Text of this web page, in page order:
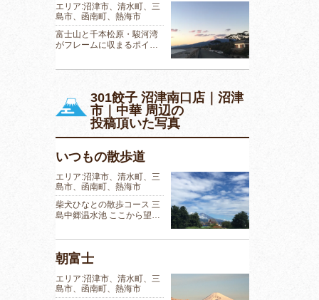
エリア:沼津市、清水町、三
島市、函南町、熱海市
富士山と千本松原・駿河湾
がフレームに収まるポイ…
301餃子 沼津南口店｜沼津
市｜中華 周辺の
投稿頂いた写真
いつもの散歩道
エリア:沼津市、清水町、三
島市、函南町、熱海市
柴犬ひなとの散歩コース 三
島中郷温水池 ここから望…
朝富士
エリア:沼津市、清水町、三
島市、函南町、熱海市